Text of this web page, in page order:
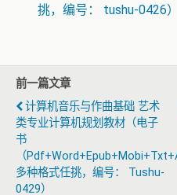
挑，编号： tushu-0426）
前一篇文章
计算机音乐与作曲基础 艺术
类专业计算机规划教材（电子
书
（
多种格式任挑，编号： Tushu-
0429）